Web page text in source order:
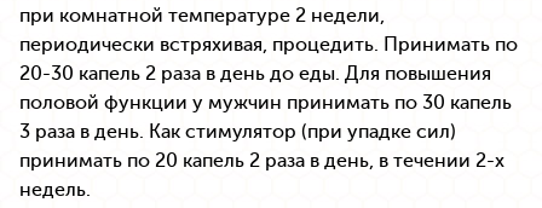
при комнатной температуре 2 недели,
периодически встряхивая, процедить. Принимать по
20-30 капель 2 раза в день до еды. Для повышения
половой функции у мужчин принимать по 30 капель
3 раза в день. Как стимулятор (при упадке сил)
принимать по 20 капель 2 раза в день, в течении 2-х
недель.